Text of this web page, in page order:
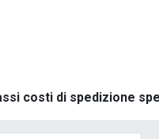
costi di spedizione